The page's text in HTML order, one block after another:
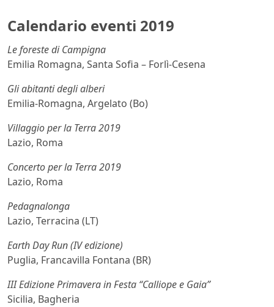
Calendario eventi 2019
Le foreste di Campigna
Emilia Romagna, Santa Sofia – Forlì-Cesena
Gli abitanti degli alberi
Emilia-Romagna, Argelato (Bo)
Villaggio per la Terra 2019
Lazio, Roma
Concerto per la Terra 2019
Lazio, Roma
Pedagnalonga
Lazio, Terracina (LT)
Earth Day Run (IV edizione)
Puglia, Francavilla Fontana (BR)
III Edizione Primavera in Festa “Calliope e Gaia”
Sicilia, Bagheria